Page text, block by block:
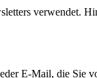
verwendet.
E-Mail, die Sie